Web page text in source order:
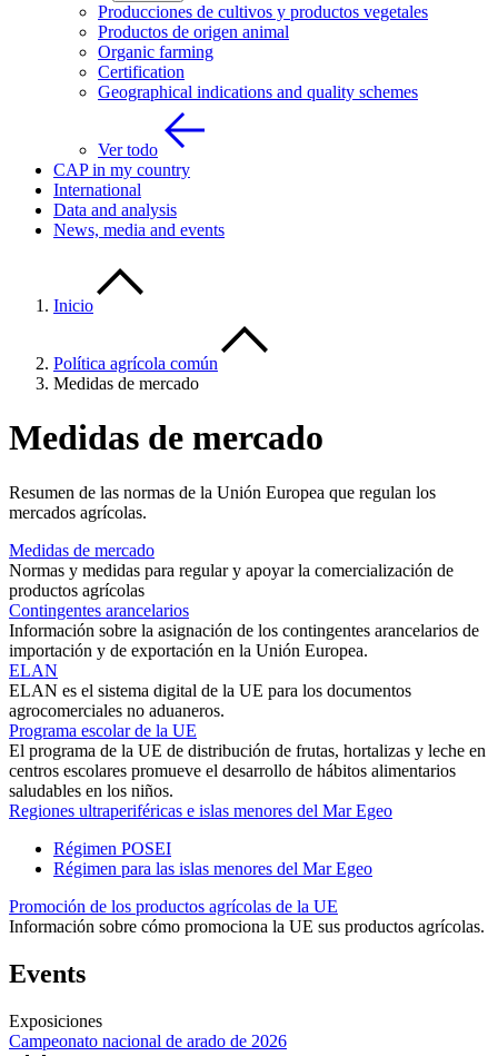
Producciones de cultivos y productos vegetales
Productos de origen animal
Organic farming
Certification
Geographical indications and quality schemes
Ver todo
CAP in my country
International
Data and analysis
News, media and events
Inicio
Política agrícola común
Medidas de mercado
Medidas de mercado
Resumen de las normas de la Unión Europea que regulan los
mercados agrícolas.
Medidas de mercado
Normas y medidas para regular y apoyar la comercialización de
productos agrícolas
Contingentes arancelarios
Información sobre la asignación de los contingentes arancelarios de
importación y de exportación en la Unión Europea.
ELAN
ELAN es el sistema digital de la UE para los documentos
agrocomerciales no aduaneros.
Programa escolar de la UE
El programa de la UE de distribución de frutas, hortalizas y leche en
centros escolares promueve el desarrollo de hábitos alimentarios
saludables en los niños.
Regiones ultraperiféricas e islas menores del Mar Egeo
Régimen POSEI
Régimen para las islas menores del Mar Egeo
Promoción de los productos agrícolas de la UE
Información sobre cómo promociona la UE sus productos agrícolas.
Events
Exposiciones
Campeonato nacional de arado de 2026